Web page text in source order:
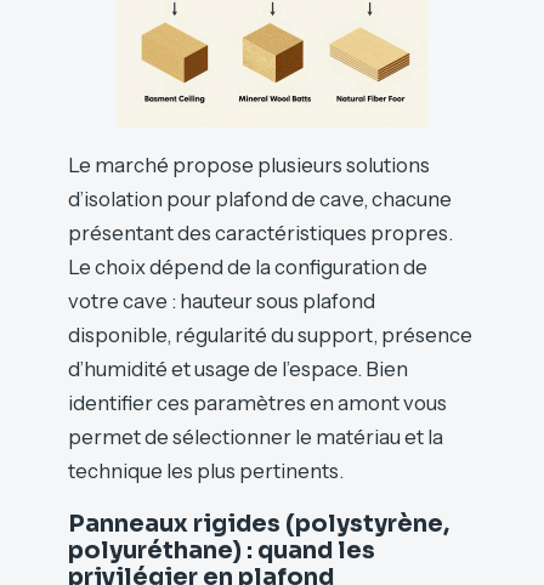
Le marché propose plusieurs solutions
d’isolation pour plafond de cave, chacune
présentant des caractéristiques propres.
Le choix dépend de la configuration de
votre cave : hauteur sous plafond
disponible, régularité du support, présence
d’humidité et usage de l’espace. Bien
identifier ces paramètres en amont vous
permet de sélectionner le matériau et la
technique les plus pertinents.
Panneaux rigides (polystyrène,
polyuréthane) : quand les
privilégier en plafond